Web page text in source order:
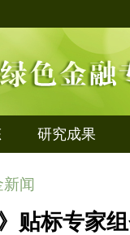
研究成果
闻
贴标专家